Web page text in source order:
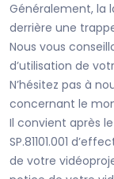
Généralement, la
derrière une
Nous vous
d’utilisation de
N’hésitez pas à
concernant le
Il convient après
SP.81101.001
de votre